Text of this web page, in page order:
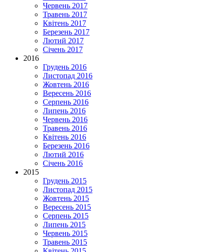
Червень 2017
Травень 2017
Квітень 2017
Березень 2017
Лютий 2017
Січень 2017
2016
Грудень 2016
Листопад 2016
Жовтень 2016
Вересень 2016
Серпень 2016
Липень 2016
Червень 2016
Травень 2016
Квітень 2016
Березень 2016
Лютий 2016
Січень 2016
2015
Грудень 2015
Листопад 2015
Жовтень 2015
Вересень 2015
Серпень 2015
Липень 2015
Червень 2015
Травень 2015